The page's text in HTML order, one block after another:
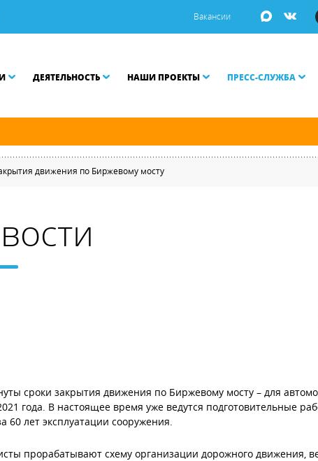
Вакансии
ДЕЯТЕЛЬНОСТЬ НАШИ ПРОЕКТЫ ПРЕСС-СЛУЖБА
движения по Биржевому мосту
сроки закрытия движения по Биржевому мосту – для
года. В настоящее время уже ведутся подготовительные
60 лет эксплуатации сооружения.
прорабатывают схему организации дорожного движения,